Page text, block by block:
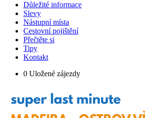
Důležité informace
Slevy
Nástupní místa
Cestovní pojištění
Přečtěte si
Tipy
Kontakt
0 Uložené zájezdy